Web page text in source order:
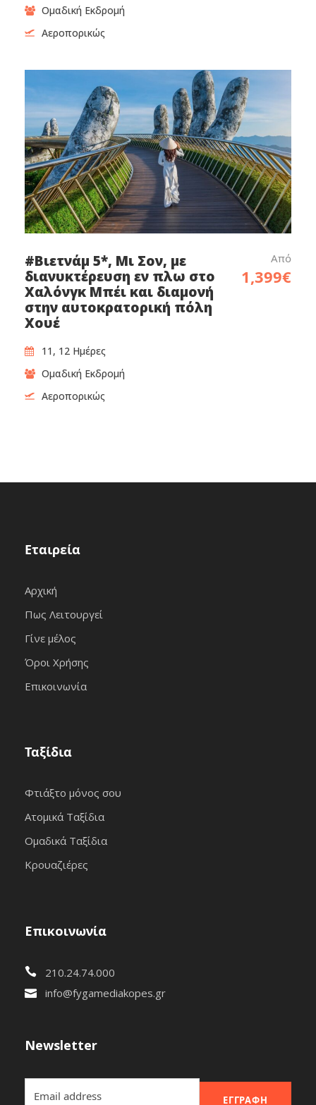
Αναχωρήσεις από Θεσσαλονίκη
Ομαδική Εκδρομή
Αεροπορικώς
#Βιετνάμ 5*, Μι Σον, με
διανυκτέρευση εν πλω στο
Χαλόνγκ Μπέι και διαμονή
στην αυτοκρατορική πόλη
Χουέ
Από
1,399€
11, 12 Ημέρες
Ομαδική Εκδρομή
Αεροπορικώς
Εταιρεία
Αρχική
Πως Λειτουργεί
Γίνε μέλος
Όροι Χρήσης
Επικοινωνία
Ταξίδια
Φτιάξτο μόνος σου
Ατομικά Ταξίδια
Ομαδικά Ταξίδια
Κρουαζιέρες
Επικοινωνία
210.24.74.000
info@fygamediakopes.gr
Newsletter
ΕΓΓΡΑΦΉ